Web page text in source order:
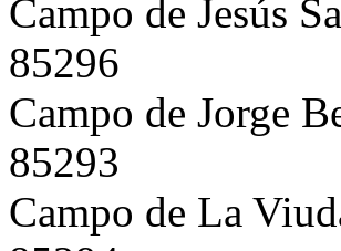
Campo de Jesús
85296
Campo de Jorge
85293
Campo de La